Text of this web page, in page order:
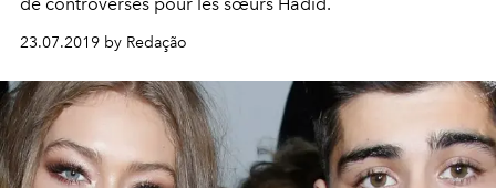
23.07.2019 by Redação